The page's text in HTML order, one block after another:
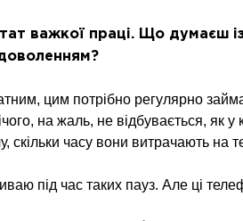
важкої праці. Що думаєш
цим потрібно регулярно
на жаль, не відбувається,
скільки часу вони витрачають на
під час таких пауз. Але ці